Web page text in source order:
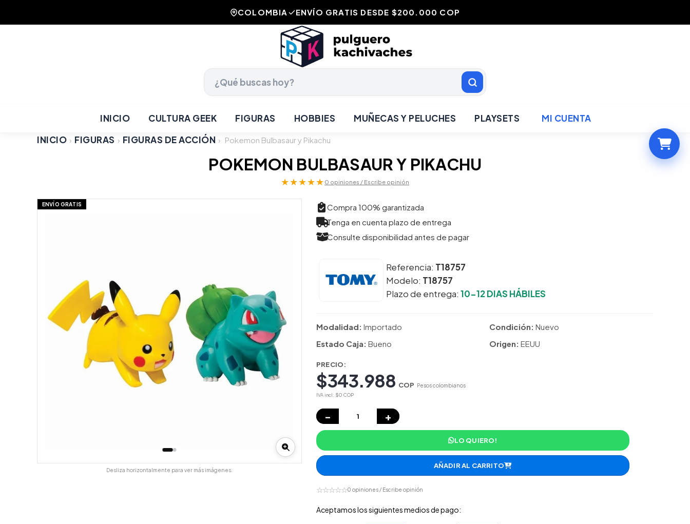
COLOMBIA ENVÍO GRATIS DESDE $200.000 COP
INICIO CULTURA GEEK FIGURAS HOBBIES MUÑECAS Y PELUCHES PLAYSETS
MI CUENTA
INICIO › FIGURAS › FIGURAS DE ACCIÓN › Pokemon Bulbasaur y Pikachu
POKEMON BULBASAUR Y PIKACHU
★★★★★ 0 opiniones / Escribe opinión
ENVÍO GRATIS
Desliza horizontalmente para ver más imágenes.
Compra 100% garantizada
Tenga en cuenta plazo de entrega
Consulte disponibilidad antes de pagar
Referencia: T18757
Modelo: T18757
Plazo de entrega: 10-12 DIAS HÁBILES
Modalidad: Importado Condición: Nuevo
Estado Caja: Bueno Origen: EEUU
PRECIO:
$343.988 COP Pesos colombianos
IVA incl: $0 COP
− +
LO QUIERO!
AÑADIR AL CARRITO
☆☆☆☆☆0 opiniones / Escribe opinión
Aceptamos los siguientes medios de pago: